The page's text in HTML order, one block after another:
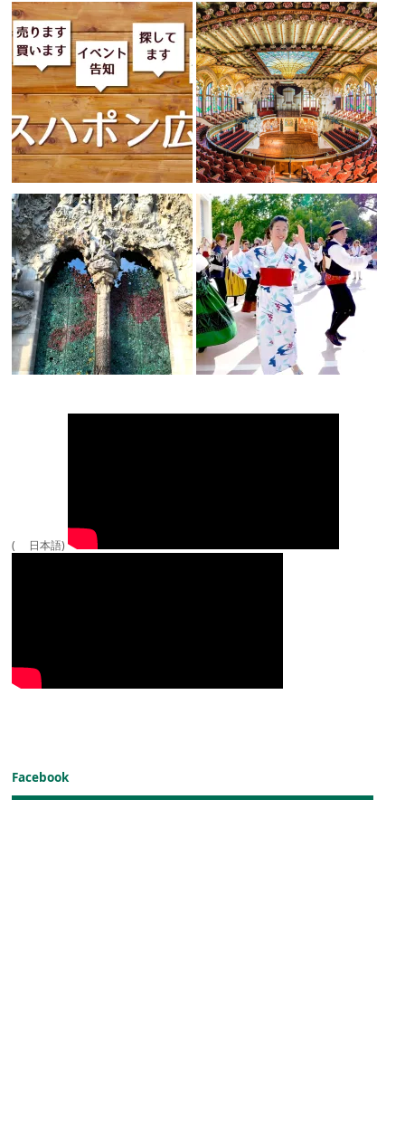
( 日本語)
Facebook